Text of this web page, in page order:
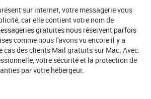
sur internet, votre messagerie vous
car elle contient votre nom de
gratuites nous réservent parfois
comme nous l'avons vu encore il y a
cas des clients Mail gratuits sur Mac. Avec
votre sécurité et la protection de
par votre hébergeur.